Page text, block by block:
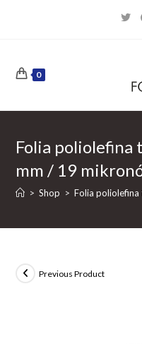
0
Folia poliolefina
mm / 19
> Shop > Folia
Previous Product